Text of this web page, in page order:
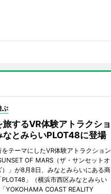
ぶ
旅するVR体験アトラクショ
とみらいPLOT48に登場
をテーマにしたVR体験アトラクション
OF MARS（ザ・サンセットオ
）」が8月8日、みなとみらいにある商
PLOT48」（横浜市西区みなとみらい
YOKOHAMA COAST REALITY